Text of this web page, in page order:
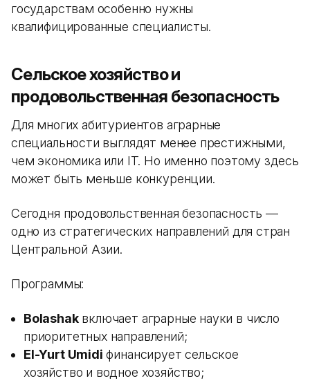
государствам особенно нужны
квалифицированные специалисты.
Сельское хозяйство и
продовольственная безопасность
Для многих абитуриентов аграрные
специальности выглядят менее престижными,
чем экономика или IT. Но именно поэтому здесь
может быть меньше конкуренции.
Сегодня продовольственная безопасность —
одно из стратегических направлений для стран
Центральной Азии.
Программы:
Bolashakвключает аграрные науки в число
приоритетных направлений;
El-Yurt Umidi финансирует сельское
хозяйство и водное хозяйство;